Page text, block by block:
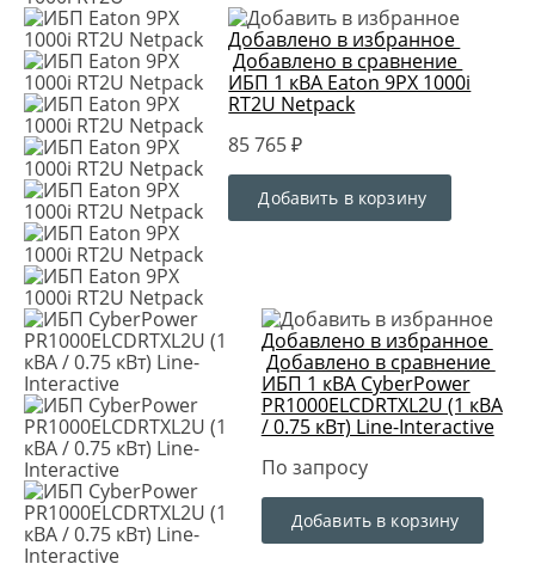
Добавлено в избранное
Добавлено в сравнение
ИБП 1 кВА Eaton 9PX 1000i
RT2U Netpack
85 765 ₽
Добавить в корзину
Добавлено в избранное
Добавлено в сравнение
ИБП 1 кВА CyberPower
PR1000ELCDRTXL2U (1 кВА
/ 0.75 кВт) Line-Interactive
По запросу
Добавить в корзину